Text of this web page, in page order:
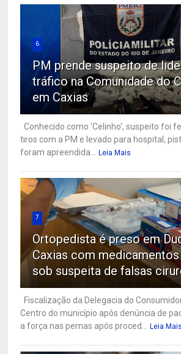
6
PM prende suspeito de
tráfico na Comunidade do
em Caxias
Conhecido como 'Celinho', suspeito foi
tiros com a PM e levado para hospital;
foram apreendida...
Leia Mais
7
Ortopedista é preso em
Caxias com
sob suspeita de falsas
Fiscalização da Delegacia do
Centro do município após denúncia de
a força nas pernas após proced...
Leia Mais